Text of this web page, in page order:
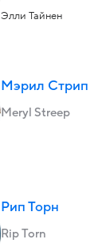
Элли Тайнен
Мэрил Стрип
Meryl Streep
Рип Торн
Rip Torn